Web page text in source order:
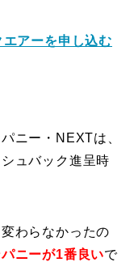
アーを申し込む
ニー・NEXTは、
ュバック進呈時
わらなかったの
ニーが1番良いで